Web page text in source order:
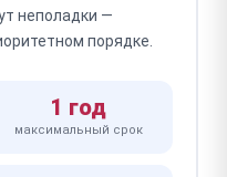
неполадки —
порядке.
1 год
максимальный срок